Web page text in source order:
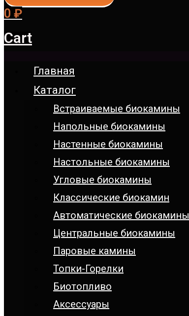
0 ₽
Cart
Главная
Каталог
Встраиваемые биокамины
Напольные биокамины
Настенные биокамины
Настoльные биокамины
Угловые биокамины
Классические биокамин
Автоматические биокамины
Центральные биокамины
Паровые камины
Топки-Горелки
Биотопливо
Аксессуары